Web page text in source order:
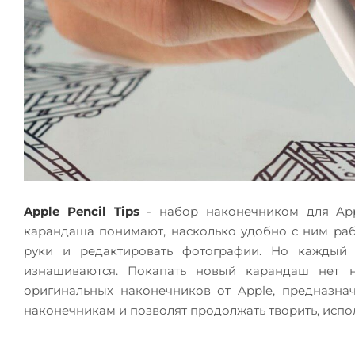
Apple Pencil Tips- набор наконечником для
карандаша понимают, насколько удобно с ним
руки и редактировать фотографии. Но
изнашиваются. Покапать новый карандаш нет
оригинальных наконечников от Apple,
наконечникам и позволят продолжать творить,